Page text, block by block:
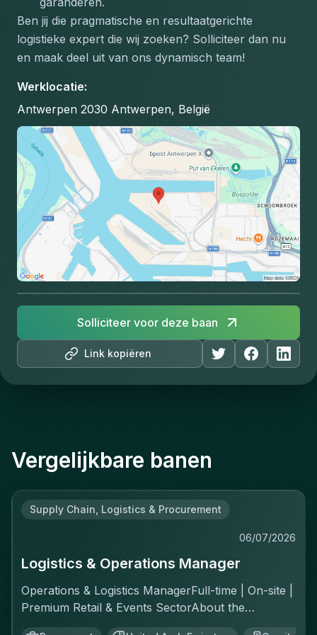
Ben jij die pragmatische en resultaatgerichte
logistieke expert die wij zoeken? Solliciteer dan nu
en maak deel uit van ons dynamisch team!
Werklocatie:
Antwerpen 2030 Antwerpen, België
Link kopiëren
Solliciteer voor deze baan
Vergelijkbare banen
Supply Chain, Logistics & Procurement
06/07/2026
Logistics & Operations Manager
Operations & Logistics ManagerFull-time | On-site |
Premium Retail & Events SectorAbout the
RoleYou'll own the complete logistics chain for a